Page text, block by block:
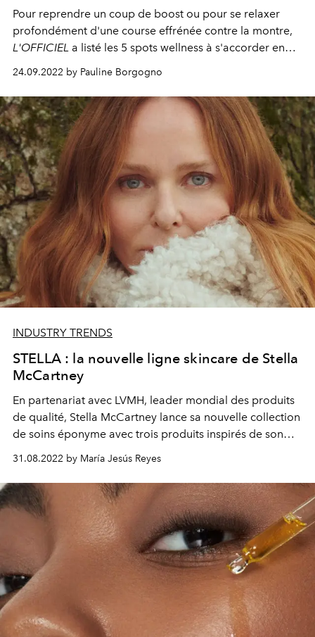
Pour reprendre un coup de boost ou pour se relaxer
profondément d'une course effrénée contre la montre,
L'OFFICIEL a listé les 5 spots wellness à s'accorder en
marge de la Fashion Week parisienne.
24.09.2022 by Pauline Borgogno
INDUSTRY TRENDS
STELLA : la nouvelle ligne skincare de Stella
McCartney
En partenariat avec LVMH, leader mondial des produits
de qualité, Stella McCartney lance sa nouvelle collection
de soins éponyme avec trois produits inspirés de son
enfance en Écosse.
31.08.2022 by María Jesús Reyes